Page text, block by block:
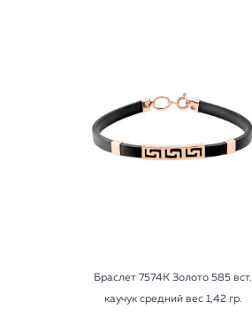
Браслет 7574К Золото 585 вст.
каучук средний вес 1,42 гр.